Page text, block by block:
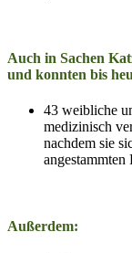
Auch in Sachen
und konnten bis
43 weibliche
medizinisch
nachdem sie
angestammten
Außerdem: